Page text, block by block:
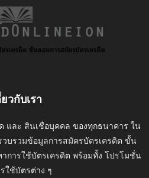
ยวกับเรา
และ สินเชื่อบุคคล ของทุกธนาคาร ใน
วบรวมข้อมูลการสมัครบัตรเครดิต ขั้น
การใช้บัตรเครดิต พร้อมทั้ง โปรโมชั่น
ใช้บัตรต่าง ๆ